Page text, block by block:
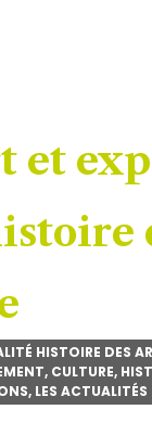
et
HISTOIRE DES
, CULTURE,
, LES ACTUALITÉS